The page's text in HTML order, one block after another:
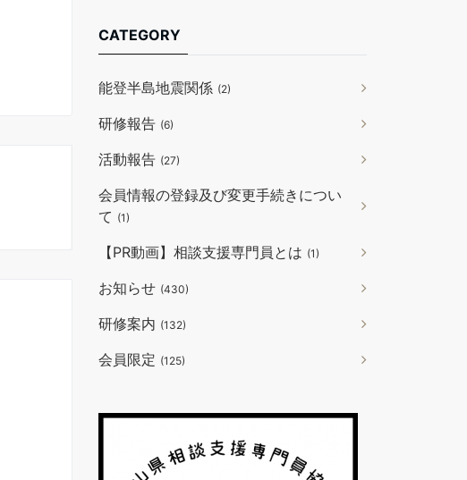
CATEGORY
能登半島地震関係 (2)
研修報告 (6)
活動報告 (27)
会員情報の登録及び変更手続きについ
て (1)
【PR動画】相談支援専門員とは (1)
お知らせ (430)
研修案内 (132)
会員限定 (125)